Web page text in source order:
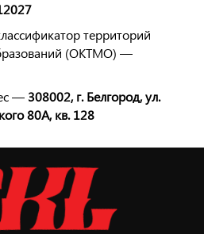
территорий
(ОКТМО) —
— 308002, г. Белгород, ул.
80А, кв. 128